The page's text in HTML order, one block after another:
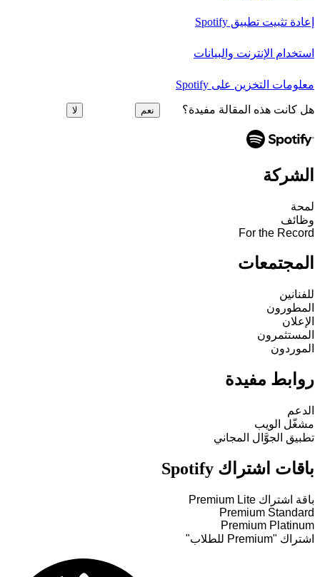
إعادة تثبيت تطبيق Spotify
استخدام الإنترنت والبيانات
معلومات التخزين على Spotify
هل كانت هذه المقالة مفيدة؟ نعم لا
الشركة
لمحة
وظائف
For the Record
المجتمعات
للفنانين
المطورون
الإعلان
المستثمرون
الموردون
روابط مفيدة
الدعم
مشغّل الويب
تطبيق الجوَّال المجاني
باقات اشتراك Spotify
باقة اشتراك Premium Lite
Premium Standard
Premium Platinum
اشتراك "Premium للطلاب"